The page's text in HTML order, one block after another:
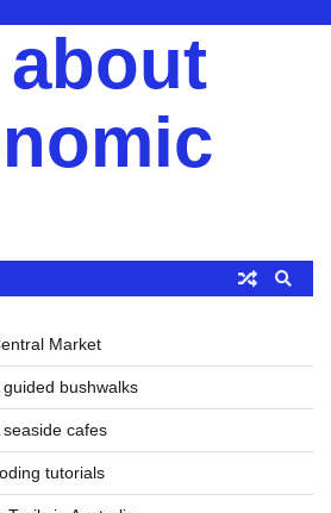
Market
guided bushwalks
seaside cafes
tutorials